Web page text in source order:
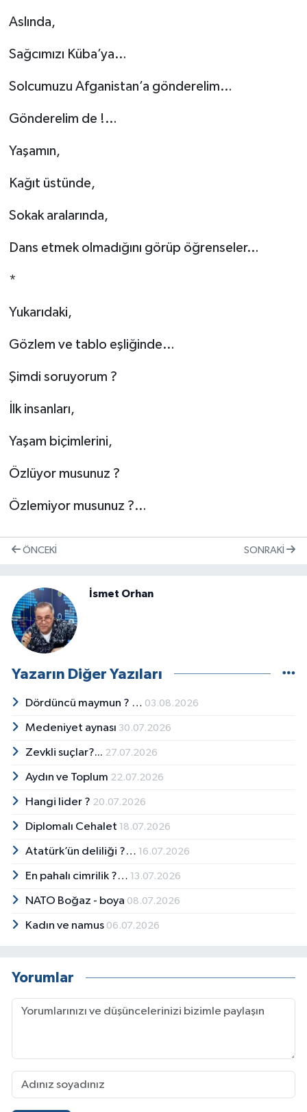
Aslında,
Sağcımızı Küba’ya…
Solcumuzu Afganistan’a gönderelim…
Gönderelim de !…
Yaşamın,
Kağıt üstünde,
Sokak aralarında,
Dans etmek olmadığını görüp öğrenseler…
*
Yukarıdaki,
Gözlem ve tablo eşliğinde…
Şimdi soruyorum ?
İlk insanları,
Yaşam biçimlerini,
Özlüyor musunuz ?
Özlemiyor musunuz ?…
ÖNCEKI SONRAKI
İsmet Orhan
Yazarın Diğer Yazıları
Dördüncü maymun ? … 03.08.2026
Medeniyet aynası 30.07.2026
Zevkli suçlar?... 27.07.2026
Aydın ve Toplum 22.07.2026
Hangi lider ? 20.07.2026
Diplomalı Cehalet 18.07.2026
Atatürk’ün deliliği ?… 16.07.2026
En pahalı cimrilik ?… 13.07.2026
NATO Boğaz - boya 08.07.2026
Kadın ve namus 06.07.2026
Yorumlar